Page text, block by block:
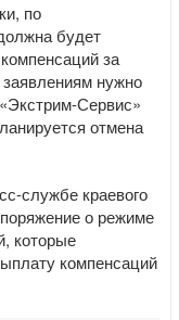
по
будет
за
нужно
Сервис»
отмена
службе краевого
о режиме
которые
компенсаций